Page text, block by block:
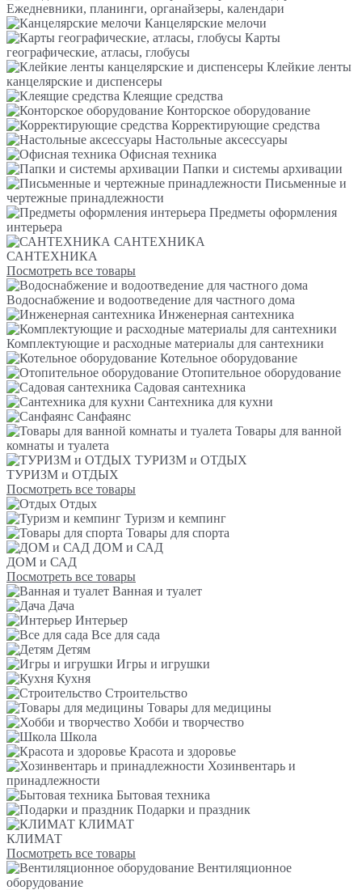
Ежедневники, планинги, органайзеры, календари
Канцелярские мелочи
Карты
географические, атласы, глобусы
Клейкие ленты
канцелярские и диспенсеры
Клеящие средства
Конторское оборудование
Корректирующие средства
Настольные аксессуары
Офисная техника
Папки и системы архивации
Письменные и
чертежные принадлежности
Предметы оформления
интерьера
САНТЕХНИКА
САНТЕХНИКА
Посмотреть все товары
Водоснабжение и водоотведение для частного дома
Инженерная сантехника
Комплектующие и расходные материалы для сантехники
Котельное оборудование
Отопительное оборудование
Садовая сантехника
Сантехника для кухни
Санфаянс
Товары для ванной
комнаты и туалета
ТУРИЗМ и ОТДЫХ
ТУРИЗМ и ОТДЫХ
Посмотреть все товары
Отдых
Туризм и кемпинг
Товары для спорта
ДОМ и САД
ДОМ и САД
Посмотреть все товары
Ванная и туалет
Дача
Интерьер
Все для сада
Детям
Игры и игрушки
Кухня
Строительство
Товары для медицины
Хобби и творчество
Школа
Красота и здоровье
Хозинвентарь и
принадлежности
Бытовая техника
Подарки и праздник
КЛИМАТ
КЛИМАТ
Посмотреть все товары
Вентиляционное
оборудование